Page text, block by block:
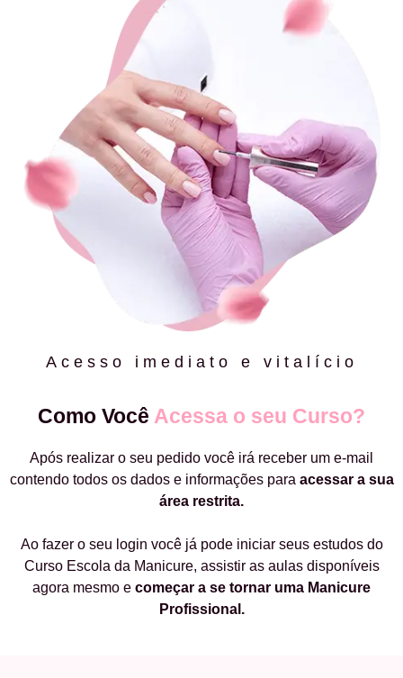
Acesso imediato e vitalício
Como Você Acessa o seu Curso?
Após realizar o seu pedido você irá receber um e-mail
contendo todos os dados e informações para acessar a sua
área restrita.
Ao fazer o seu login você já pode iniciar seus estudos do
Curso Escola da Manicure, assistir as aulas disponíveis
agora mesmo e começar a se tornar uma Manicure
Profissional.